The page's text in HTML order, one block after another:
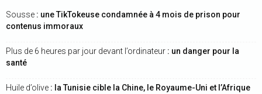
Sousse : une TikTokeuse condamnée à 4 mois de prison pour
contenus immoraux
Plus de 6 heures par jour devant l’ordinateur : un danger pour la
santé
Huile d’olive : la Tunisie cible la Chine, le Royaume-Uni et l’Afrique